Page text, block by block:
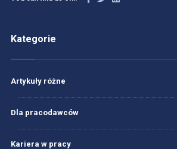
Kategorie
Artykuły różne
Dla pracodawców
Kariera w pracy